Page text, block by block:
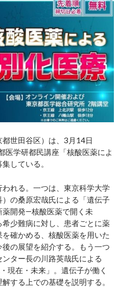
世田谷区）は、3月14日
医学研都民講座「核酸医薬によ
している。
れる。一つは、東京科学大学
の桑原宏哉氏による「遺伝子
開発―核酸医薬で開く未
少難病に対し、患者ごとに薬
確かめる、核酸医薬を用いた
の展望を紹介する。もう一つ
ター長の川路英哉氏による
現在・未来」。遺伝子が働く
する上での基礎を説明する。